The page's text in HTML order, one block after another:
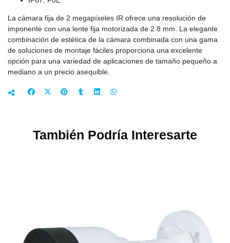
La cámara fija de 2 megapíxeles IR ofrece una resolución de
imponente con una lente fija motorizada de 2.8 mm. La elegante
combinación de estética de la cámara combinada con una gama
de soluciones de montaje fáciles proporciona una excelente
opción para una variedad de aplicaciones de tamaño pequeño a
mediano a un precio asequible.
También Podría Interesarte